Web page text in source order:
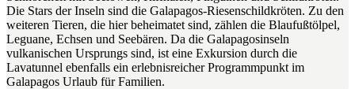
Die Stars der Inseln sind die Galapagos-Riesenschildkröten. Zu den
weiteren Tieren, die hier beheimatet sind, zählen die Blaufußtölpel,
Leguane, Echsen und Seebären. Da die Galapagosinseln
vulkanischen Ursprungs sind, ist eine Exkursion durch die
Lavatunnel ebenfalls ein erlebnisreicher Programmpunkt im
Galapagos Urlaub für Familien.